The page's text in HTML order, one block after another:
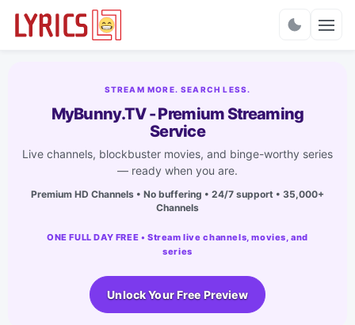
STREAM MORE. SEARCH LESS.
MyBunny.TV - Premium Streaming
Service
Live channels, blockbuster movies, and binge-worthy series
— ready when you are.
Premium HD Channels • No buffering • 24/7 support • 35,000+
Channels
ONE FULL DAY FREE • Stream live channels, movies, and
series
Unlock Your Free Preview